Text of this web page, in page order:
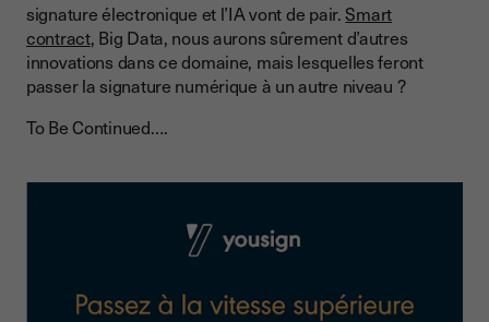
signature électronique et l’IA vont de pair.Smart
contract, Big Data, nous aurons sûrement d’autres
innovations dans ce domaine, mais lesquelles feront
passer la signature numérique à un autre niveau ?
To Be Continued….